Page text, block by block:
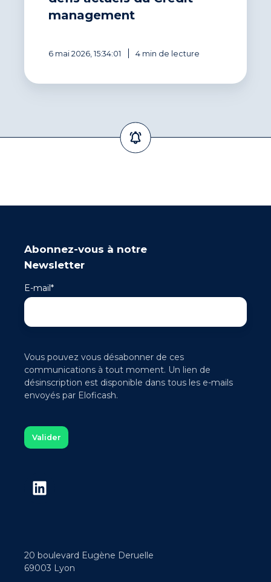
management
6 mai 2026, 15:34:01 4 min de lecture
Abonnez-vous à notre
Newsletter
E-mail *
Vous pouvez vous désabonner de ces
communications à tout moment. Un lien de
désinscription est disponible dans tous les e-mails
envoyés par Eloficash.
20 boulevard Eugène Deruelle
69003 Lyon